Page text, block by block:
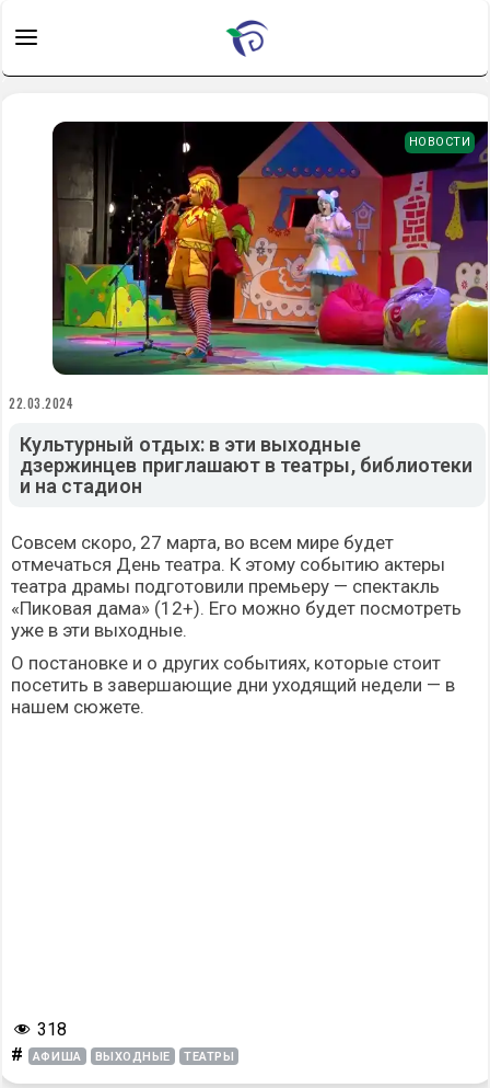
НОВОСТИ
22.03.2024
Культурный отдых: в эти выходные
дзержинцев приглашают в театры, библиотеки
и на стадион
Совсем скоро, 27 марта, во всем мире будет
отмечаться День театра. К этому событию актеры
театра драмы подготовили премьеру — спектакль
«Пиковая дама» (12+). Его можно будет посмотреть
уже в эти выходные.
О постановке и о других событиях, которые стоит
посетить в завершающие дни уходящий недели — в
нашем сюжете.
318
# АФИША ВЫХОДНЫЕ ТЕАТРЫ